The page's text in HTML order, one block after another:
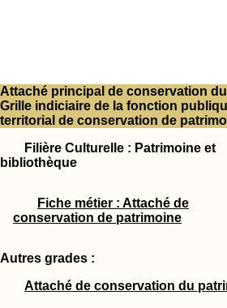
Attaché principal de conservation
Grille indiciaire de la fonction
territorial de conservation de
Filière Culturelle : Patrimoine et
bibliothèque
Fiche métier : Attaché de
conservation de patrimoine
Autres grades :
Attaché de conservation du